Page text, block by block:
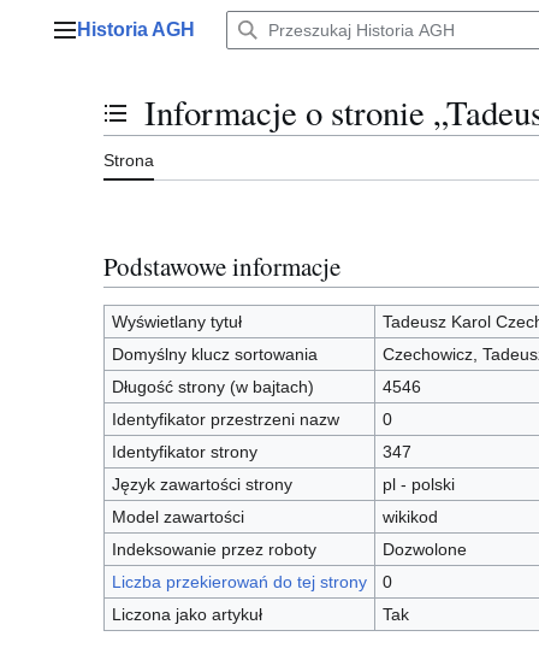
Menu główne
Historia AGH
Przełącz stan spisu treści
Informacje o stronie
Strona
Podstawowe informacje
Wyświetlany tytuł
Tadeusz Karol
Domyślny klucz sortowania
Czechowicz,
Długość strony (w bajtach)
4546
Identyfikator przestrzeni nazw
0
Identyfikator strony
347
Język zawartości strony
pl - polski
Model zawartości
wikikod
Indeksowanie przez roboty
Dozwolone
Liczba przekierowań do tej strony
0
Liczona jako artykuł
Tak